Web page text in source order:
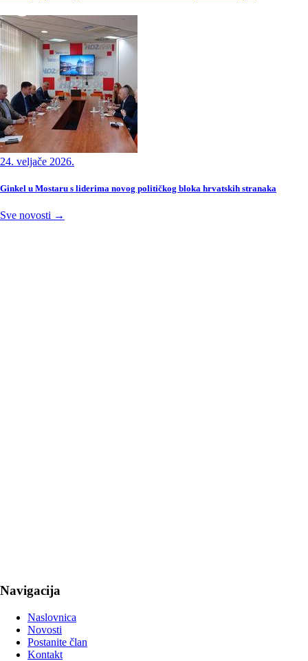
24. veljače 2026.
Ginkel u Mostaru s liderima novog političkog bloka hrvatskih stranaka
Sve novosti →
Navigacija
Naslovnica
Novosti
Postanite član
Kontakt